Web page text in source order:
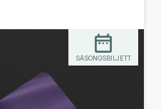
SÄSONGSBILJETT